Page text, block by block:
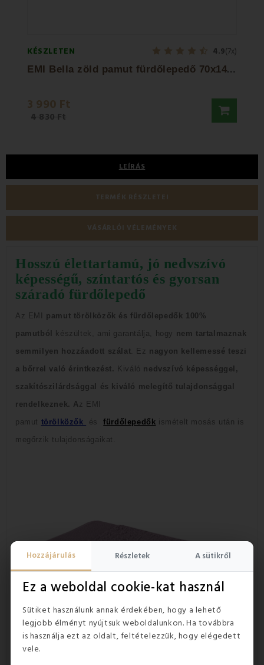
Hozzájárulás Részletek A sütikről
Ez a weboldal cookie-kat használ
Sütiket használunk annak érdekében, hogy a lehető
legjobb élményt nyújtsuk weboldalunkon. Ha továbbra
is használja ezt az oldalt, feltételezzük, hogy elégedett
vele.
KÉSZLETEN 4.9(7x)
E
MI Bella zöld pamut fürdőlepedő 70x140 cm
3 990 Ft
4 830 Ft
LEÍRÁS
TERMÉK RÉSZLETEI
VÁSÁRLÓI VÉLEMÉNYEK
Hosszú élettartamú, jó nedvszívó
képességű, színtartós és gyorsan
száradó fürdőlepedő
Az EMI pamut törölközők és fürdőlepedők
100%
pamutból
készültek, ami garantálja, hogy nem tartalmaznak
semmilyen hozzáadott szálat
Ez nagyon kellemessé teszi
a bőrrel való érintkezést.
Kiváló nedvszívó képességgel,
szakítószilárdsággal és kiváló melegítő tulajdonsággal
rendelkeznek. A z EMI
pamut törölközők és fürdőlepedők ismételt mosás után is
megőrzik tulajdonságaikat.